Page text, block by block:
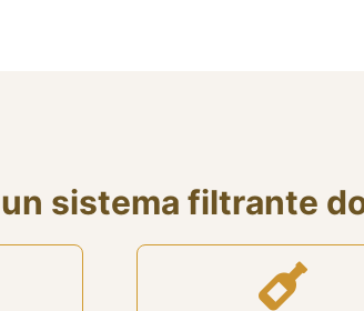
sistema filtrante